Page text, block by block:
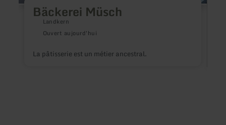
Bäckerei Müsch
Landkern
Ouvert aujourd'hui
La pâtisserie est un métier ancestral.